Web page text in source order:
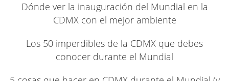
Dónde ver la inauguración del Mundial en la
CDMX con el mejor ambiente
Los 50 imperdibles de la CDMX que debes
conocer durante el Mundial